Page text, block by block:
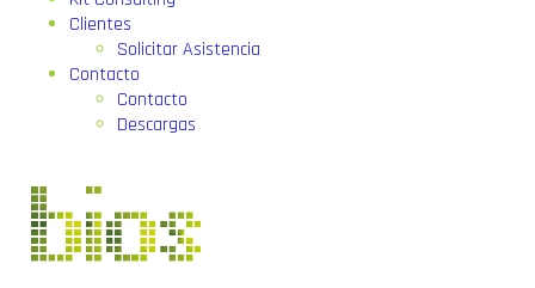
Clientes
Solicitar Asistencia
Contacto
Contacto
Descargas